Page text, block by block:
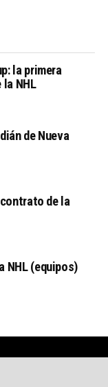
la primera
la NHL
de Nueva
de la
NHL (equipos)